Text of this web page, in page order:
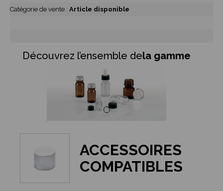
Catégorie de vente : Article disponible
Découvrez l’ensemble dela gamme
ACCESSOIRES
COMPATIBLES